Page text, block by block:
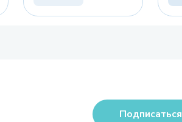
Подписаться